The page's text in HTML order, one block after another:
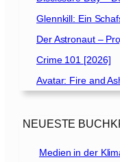
Glennkill: Ein
Der Astronaut –
Crime 101 [2026]
Avatar: Fire and
NEUESTE
Medien in der